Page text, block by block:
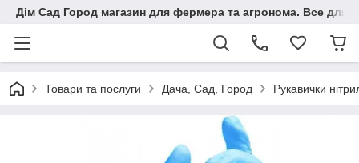
Дім Сад Город магазин для фермера та агронома. Все для
Товари та послуги Дача, Сад, Город Рукавички